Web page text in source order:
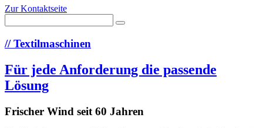
Zur Kontaktseite
//Textilmaschinen
Für jede Anforderung die passende
Lösung
Frischer Wind seit 60 Jahren